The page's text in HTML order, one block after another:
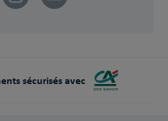
sécurisés avec